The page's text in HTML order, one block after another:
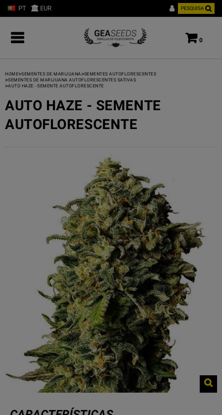
PT EUR PESQUISA
0
HOME>SEMENTES DE MARIJUANA >SEMENTES AUTOFLORESCENTES
>SEMENTES DE MARIJUANA AUTOFLORESCENTES SATIVAS
>AUTO HAZE - SEMENTE AUTOFLORESCENTE
AUTO HAZE - SEMENTE
AUTOFLORESCENTE